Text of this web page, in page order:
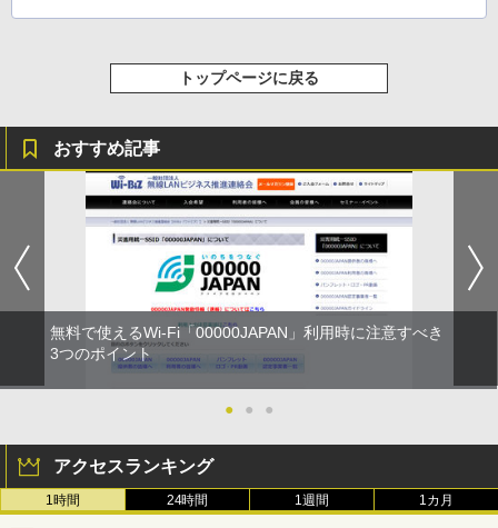
トップページに戻る
おすすめ記事
無料で使えるWi-Fi「00000JAPAN」利用時に注意すべき
3つのポイント
● ● ●
アクセスランキング
1時間 24時間 1週間 1カ月